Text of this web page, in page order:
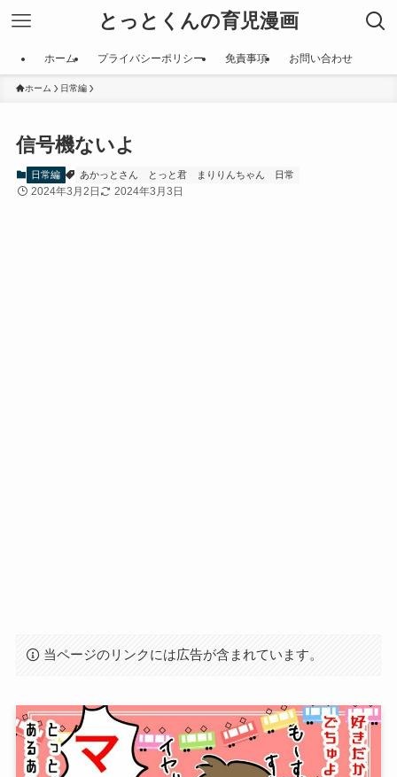
とっとくんの育児漫画
ホーム プライバシーポリシー 免責事項 お問い合わせ
ホーム 日常編
信号機ないよ
日常編 あかっとさん とっと君 まりりんちゃん 日常
2024年3月2日 2024年3月3日
当ページのリンクには広告が含まれています。